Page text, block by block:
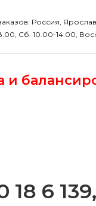
Россия,
Сб. 10.00-14.00,
6